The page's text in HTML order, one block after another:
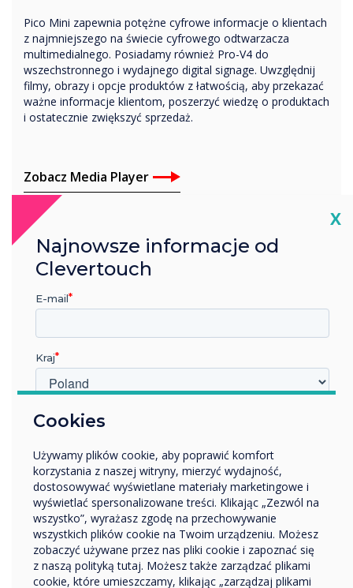
Pico Mini zapewnia potężne cyfrowe informacje o klientach
z najmniejszego na świecie cyfrowego odtwarzacza
multimedialnego. Posiadamy również Pro-V4 do
wszechstronnego i wydajnego digital signage. Uwzględnij
filmy, obrazy i opcje produktów z łatwością, aby przekazać
ważne informacje klientom, poszerzyć wiedzę o produktach
i ostatecznie zwiększyć sprzedaż.
Zobacz Media Player
Marketing multimedialny
Cookies
Używamy plików cookie, aby poprawić komfort
korzystania z naszej witryny, mierzyć wydajność,
dostosowywać wyświetlane materiały marketingowe i
wyświetlać spersonalizowane treści. Klikając „Zezwól na
wszystko”, wyrażasz zgodę na przechowywanie
wszystkich plików cookie na Twoim urządzeniu. Możesz
zobaczyć używane przez nas pliki cookie i zapoznać się
z naszą polityką tutaj. Możesz także zarządzać plikami
cookie, które umieszczamy, klikając „zarządzaj plikami
X
Najnowsze informacje od
Clevertouch
E-mail
Kraj
W jakiej branży pracujesz?
Przedsiębiorstwo
Inne
Nazwa firmy
Chcielibyśmy się z Tobą skontaktować w sprawie
naszych produktów i usług za pośrednictwem poczty